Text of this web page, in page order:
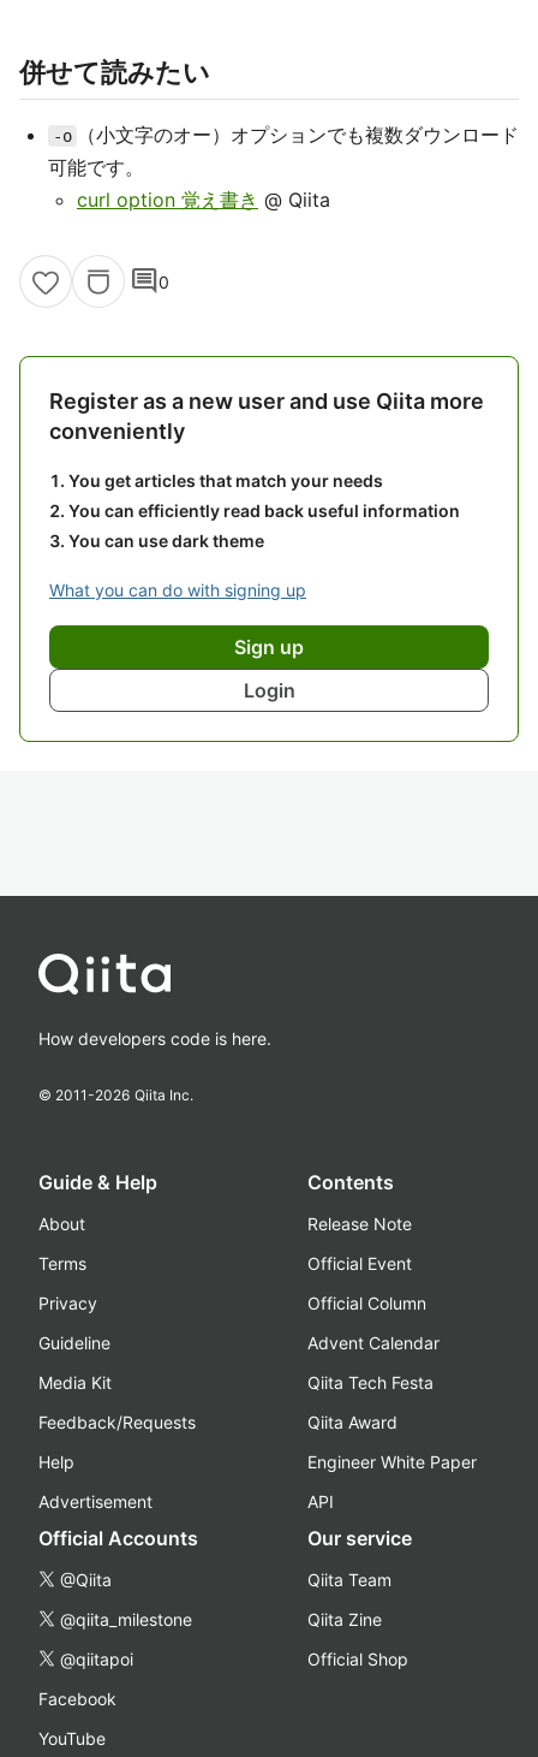
併せて読みたい
-o
（小文字のオー）オプションでも複数ダウンロード
可能です。
curl option 覚え書き @ Qiita
comment0
Register as a new user and use Qiita more
conveniently
You get articles that match your needs
You can efficiently read back useful information
You can use dark theme
What you can do with signing up
Sign up
Login
How developers code is here.
© 2011-2026 Qiita Inc.
Guide & Help
About
Terms
Privacy
Guideline
Media Kit
Feedback/Requests
Help
Advertisement
Contents
Release Note
Official Event
Official Column
Advent Calendar
Qiita Tech Festa
Qiita Award
Engineer White Paper
API
Official Accounts
@Qiita
@qiita_milestone
@qiitapoi
Facebook
YouTube
Our service
Qiita Team
Qiita Zine
Official Shop